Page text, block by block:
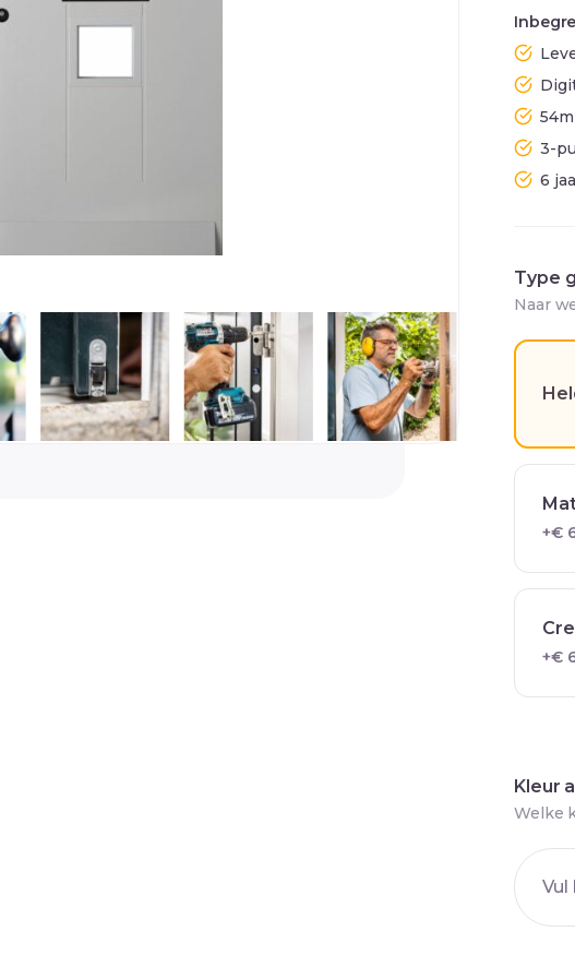
3-
6
Type
Naar
+€
+€
Kleur
Welke